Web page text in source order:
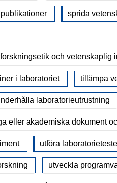
sprida
och vetenskaplig
i laboratoriet tillämpa
laboratorieutrustning
eller akademiska dokument
utföra
utveckla